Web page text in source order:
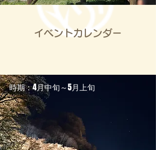
イベントカレンダー
​時期：4月中旬～5月上旬